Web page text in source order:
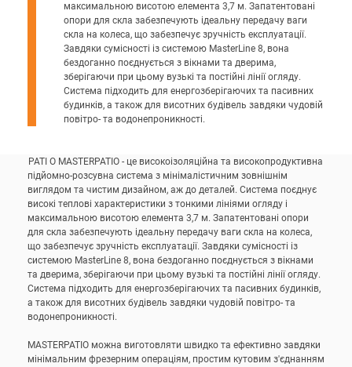
максимальною висотою елемента 3,7 м. Запатентовані
опори для скла забезпечують ідеальну передачу ваги
скла на колеса, що забезпечує зручність експлуатації.
Завдяки сумісності із системою MasterLine 8, вона
бездоганно поєднується з вікнами та дверима,
зберігаючи при цьому вузькі та постійні лінії огляду.
Система підходить для енергозберігаючих та пасивних
будинків, а також для висотних будівель завдяки чудовій
повітро- та водонепроникності.
PATI O MASTERPATIO - це високоізоляційна та високопродуктивна
підйомно-розсувна система з мінімалістичним зовнішнім
виглядом та чистим дизайном, аж до деталей. Система поєднує
високі теплові характеристики з тонкими лініями огляду і
максимальною висотою елемента 3,7 м. Запатентовані опори
для скла забезпечують ідеальну передачу ваги скла на колеса,
що забезпечує зручність експлуатації. Завдяки сумісності із
системою MasterLine 8, вона бездоганно поєднується з вікнами
та дверима, зберігаючи при цьому вузькі та постійні лінії огляду.
Система підходить для енергозберігаючих та пасивних будинків,
а також для висотних будівель завдяки чудовій повітро- та
водонепроникності.
MASTERPATIO можна виготовляти швидко та ефективно завдяки
мінімальним фрезерним операціям, простим кутовим з'єднанням